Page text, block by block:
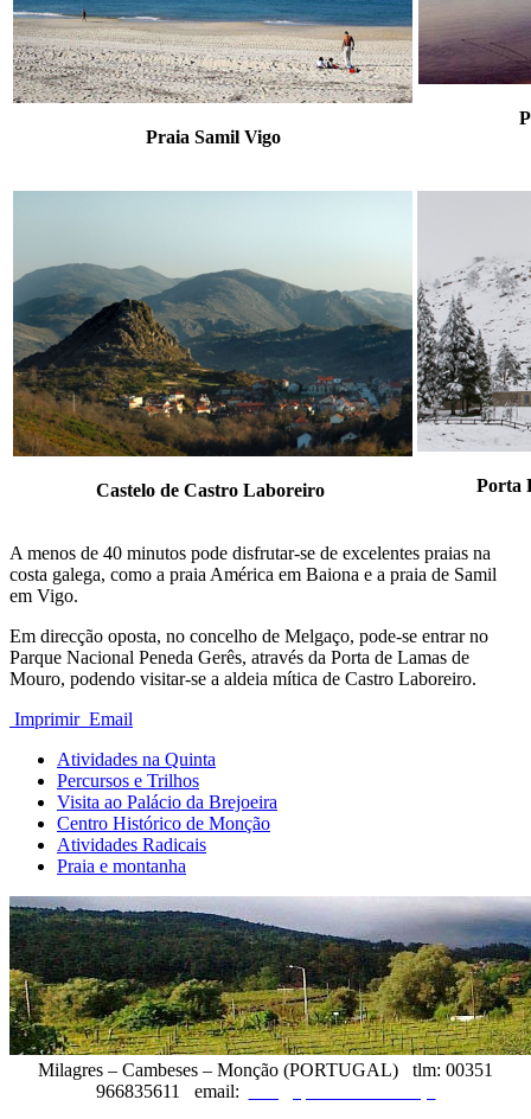
Praia Samil Vigo
Castelo de Castro Laboreiro Porta
A menos de 40 minutos pode disfrutar-se de excelentes praias na
costa galega, como a praia América em Baiona e a praia de Samil
em Vigo.
Em direcção oposta, no concelho de Melgaço, pode-se entrar no
Parque Nacional Peneda Gerês, através da Porta de Lamas de
Mouro, podendo visitar-se a aldeia mítica de Castro Laboreiro.
Imprimir Email
Atividades na Quinta
Percursos e Trilhos
Visita ao Palácio da Brejoeira
Centro Histórico de Monção
Atividades Radicais
Praia e montanha
Milagres – Cambeses – Monção (PORTUGAL) tlm: 00351
966835611 email: